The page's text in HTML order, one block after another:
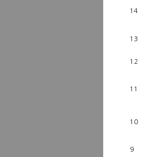
14
13
12
11
10
9